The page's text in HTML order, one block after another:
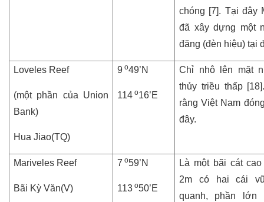
chóng [7]. Tại đây
đã xây dựng một
đăng (đèn hiệu) tại
Loveles Reef
(một phần của Union
Bank)
Hua Jiao(TQ)
9 o49’N
114 o16’E
Chỉ nhô lên mặt
thủy triều thấp
rằng Việt Nam
đây.
Mariveles Reef
Bãi Kỳ Văn(V)
7 o59’N
113 o50’E
Là một bãi cát
2m có hai cái
quanh, phần lớn